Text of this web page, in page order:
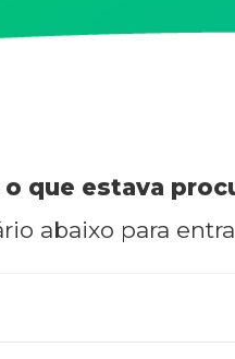
que estava
abaixo para